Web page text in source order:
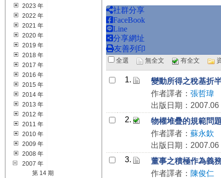
2023 年
2022 年
2021 年
2020 年
2019 年
2018 年
2017 年
2016 年
2015 年
2014 年
2013 年
2012 年
2011 年
2010 年
2009 年
2008 年
2007 年
第 14 期
社群分享
FaceBook
Line
分享網址
友善列印
全選 無全文 有全文
1.
變動所得之稅基折
作者譯者： 張哲瑋
出版日期：2007.06
2.
物權堆疊的規範問
作者譯者： 蘇永欽
出版日期：2007.06
3.
董事之積極作為義
作者譯者： 陳俊仁